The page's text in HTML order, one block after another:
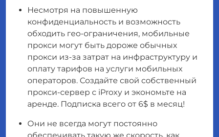
Несмотря на повышенную
конфиденциальность и возможность
обходить гео-ограничения, мобильные
прокси могут быть дороже обычных
прокси из-за затрат на инфраструктуру и
оплату тарифов на услуги мобильных
операторов. Создайте свой собственный
прокси-сервер с iProxy и экономьте на
аренде. Подписка всего от 6$ в месяц!
Они не всегда могут постоянно